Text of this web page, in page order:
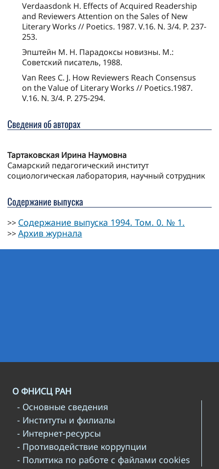
Verdaasdonk H. Effects of Acquired Readership
and Reviewers Attention on the Sales of New
Literary Works // Poetics. 1987. V.16. N. 3/4. P. 237-
253.
Эпштейн М. Н. Парадоксы новизны. М.:
Советский писатель, 1988.
Van Rees С. J. How Reviewers Reach Consensus
on the Value of Literary Works // Poetics.1987.
V.16. N. 3/4. P. 275-294.
Сведения об авторах
Тартаковская Ирина Наумовна
Самарский педагогический институт
социологическая лаборатория, научный сотрудник
Содержание выпуска
>> Содержание выпуска 1994. Том. 0. № 1.
>>Архив журнала
О ФНИСЦ РАН
- Основные сведения
- Институты и филиалы
- Интернет-ресурсы
- Противодействие коррупции
- Политика по работе с файлами cookies